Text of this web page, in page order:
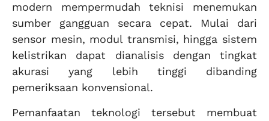
modern mempermudah teknisi menemukan
sumber gangguan secara cepat. Mulai dari
sensor mesin, modul transmisi, hingga sistem
kelistrikan dapat dianalisis dengan tingkat
akurasi yang lebih tinggi dibanding
pemeriksaan konvensional.
Pemanfaatan teknologi tersebut membuat